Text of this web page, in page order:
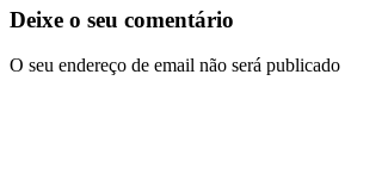
Deixe o seu comentário
O seu endereço de email não será publicado